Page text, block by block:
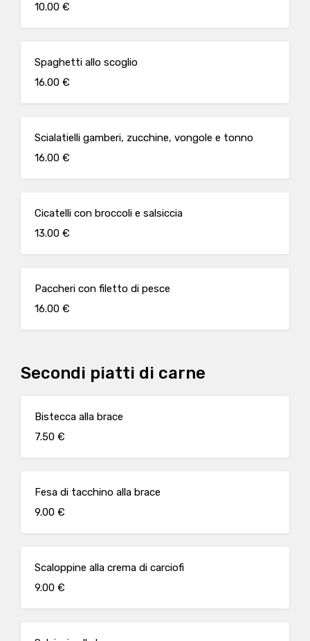
10.00 €
Spaghetti allo scoglio
16.00 €
Scialatielli gamberi, zucchine, vongole e tonno
16.00 €
Cicatelli con broccoli e salsiccia
13.00 €
Paccheri con filetto di pesce
16.00 €
Secondi piatti di carne
Bistecca alla brace
7.50 €
Fesa di tacchino alla brace
9.00 €
Scaloppine alla crema di carciofi
9.00 €